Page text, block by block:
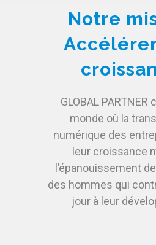
Notre
GLOBAL PARTNER
monde où la
numérique des
leur croissance
l’épanouissement
des hommes qui
jour à leur